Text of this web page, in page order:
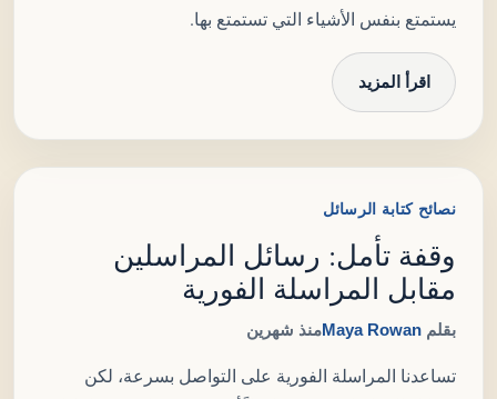
يستمتع بنفس الأشياء التي تستمتع بها.
اقرأ المزيد
نصائح كتابة الرسائل
وقفة تأمل: رسائل المراسلين
مقابل المراسلة الفورية
بقلم Maya Rowanمنذ شهرين
تساعدنا المراسلة الفورية على التواصل بسرعة، لكن